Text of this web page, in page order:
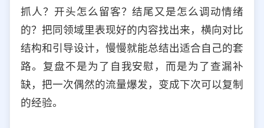
抓人？开头怎么留客？结尾又是怎么调动情绪
的？把同领域里表现好的内容找出来，横向对比
结构和引导设计，慢慢就能总结出适合自己的套
路。复盘不是为了自我安慰，而是为了查漏补
缺，把一次偶然的流量爆发，变成下次可以复制
的经验。